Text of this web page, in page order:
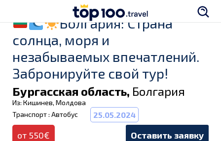
Болгария: Страна
солнца, моря и
незабываемых впечатлений.
Забронируйте свой тур!
Бургасская область, Болгария
Из: Кишинев, Молдова
Транспорт : Автобус
25.05.2024
от 550€ Оставить заявку